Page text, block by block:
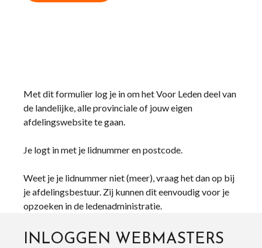
Met dit formulier log je in om het Voor Leden deel van
de landelijke, alle provinciale of jouw eigen
afdelingswebsite te gaan.
Je logt in met je lidnummer en postcode.
Weet je je lidnummer niet (meer), vraag het dan op bij
je afdelingsbestuur. Zij kunnen dit eenvoudig voor je
opzoeken in de ledenadministratie.
INLOGGEN WEBMASTERS